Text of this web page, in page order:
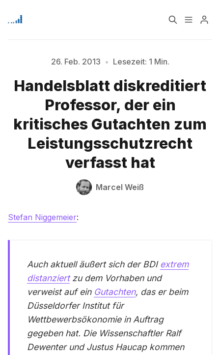
Signup
Bitte geben Sie mindestens 3 Zeichen ein
26. Feb. 2013 • Lesezeit: 1 Min.
Handelsblatt diskreditiert
Professor, der ein
kritisches Gutachten zum
Leistungsschutzrecht
verfasst hat
Marcel Weiß
Stefan Niggemeier:
Auch aktuell äußert sich der BDI extrem
distanziertzu dem Vorhaben und
verweist auf ein Gutachten, das er beim
Düsseldorfer Institut für
Wettbewerbsökonomie in Auftrag
gegeben hat. Die Wissenschaftler Ralf
Dewenter und Justus Haucap kommen